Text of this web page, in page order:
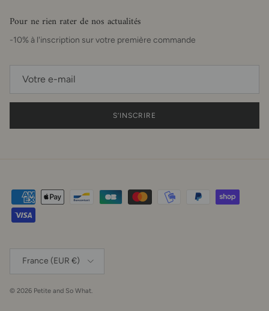
Pour ne rien rater de nos actualités
-10% à l'inscription sur votre première commande
S’INSCRIRE
France (EUR €)
© 2026 Petite and So What